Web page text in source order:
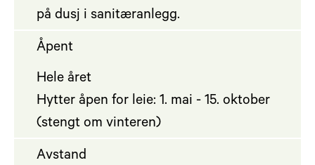
på dusj i sanitæranlegg.
Åpent
Hele året
Hytter åpen for leie: 1. mai - 15. oktober
(stengt om vinteren)
Avstand